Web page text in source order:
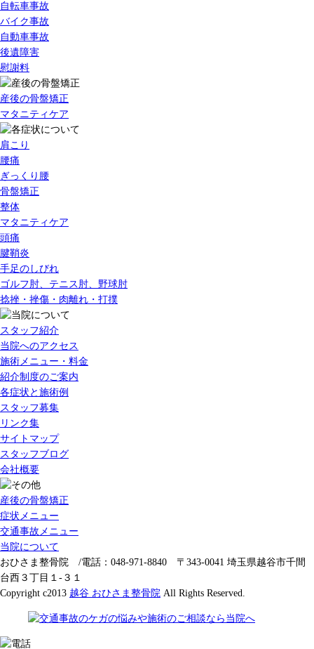
自転車事故
バイク事故
自動車事故
後遺障害
慰謝料
産後の骨盤矯正
マタニティケア
肩こり
腰痛
ぎっくり腰
骨盤矯正
整体
マタニティケア
頭痛
腱鞘炎
手足のしびれ
ゴルフ肘、テニス肘、野球肘
捻挫・挫傷・肉離れ・打撲
スタッフ紹介
当院へのアクセス
施術メニュー・料金
紹介制度のご案内
各症状と施術例
スタッフ募集
リンク集
サイトマップ
スタッフブログ
会社概要
産後の骨盤矯正
症状メニュー
交通事故メニュー
当院について
おひさま整骨院 /電話：048-971-8840 〒343-0041 埼玉県越谷市千間
台西３丁目１-３１
Copyright c2013 越谷 おひさま整骨院 All Rights Reserved.